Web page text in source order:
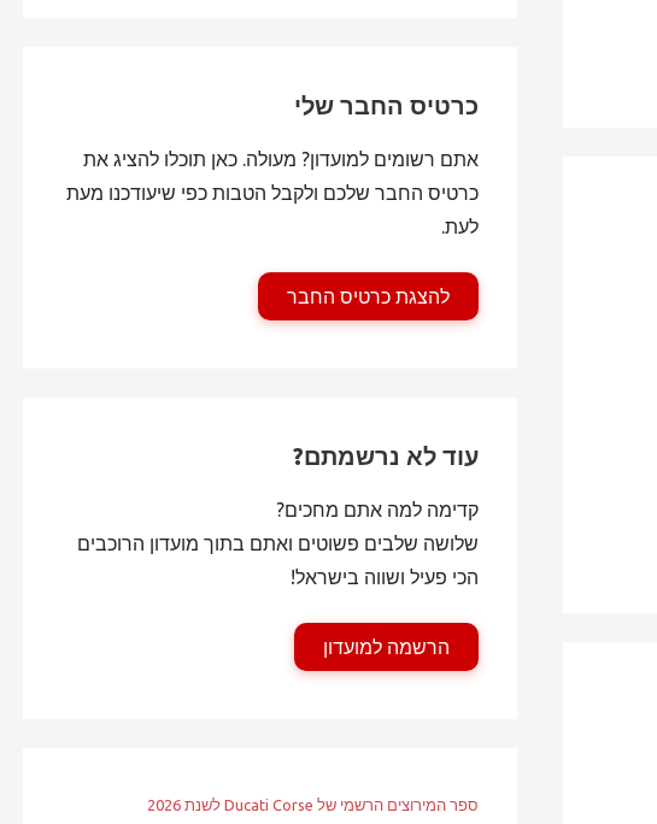
כרטיס החבר שלי
אתם רשומים למועדון? מעולה. כאן תוכלו להציג את
כרטיס החבר שלכם ולקבל הטבות כפי שיעודכנו מעת
לעת.
להצגת כרטיס החבר
עוד לא נרשמתם?
קדימה למה אתם מחכים?
שלושה שלבים פשוטים ואתם בתוך מועדון הרוכבים
הכי פעיל ושווה בישראל!
הרשמה למועדון
ספר המירוצים הרשמי של Ducati Corse לשנת 2026